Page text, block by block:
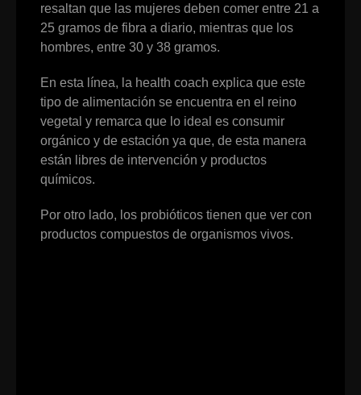
resaltan que las mujeres deben comer entre 21 a
25 gramos de fibra a diario, mientras que los
hombres, entre 30 y 38 gramos.
En esta línea, la health coach explica que este
tipo de alimentación se encuentra en el reino
vegetal y remarca que lo ideal es consumir
orgánico y de estación ya que, de esta manera
están libres de intervención y productos
químicos.
Por otro lado, los probióticos tienen que ver con
productos compuestos de organismos vivos.